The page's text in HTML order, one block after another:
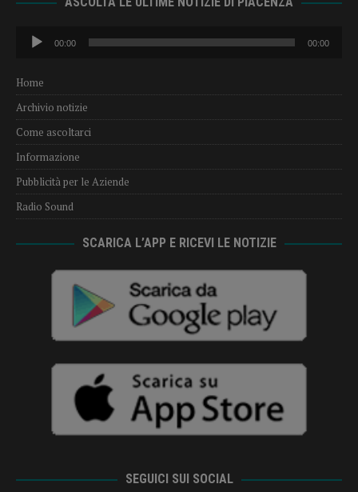
Audio
Player
00:00 00:00
Home
Archivio notizie
Come ascoltarci
Informazione
Pubblicità per le Aziende
Radio Sound
SCARICA L’APP E RICEVI LE NOTIZIE
SEGUICI SUI SOCIAL